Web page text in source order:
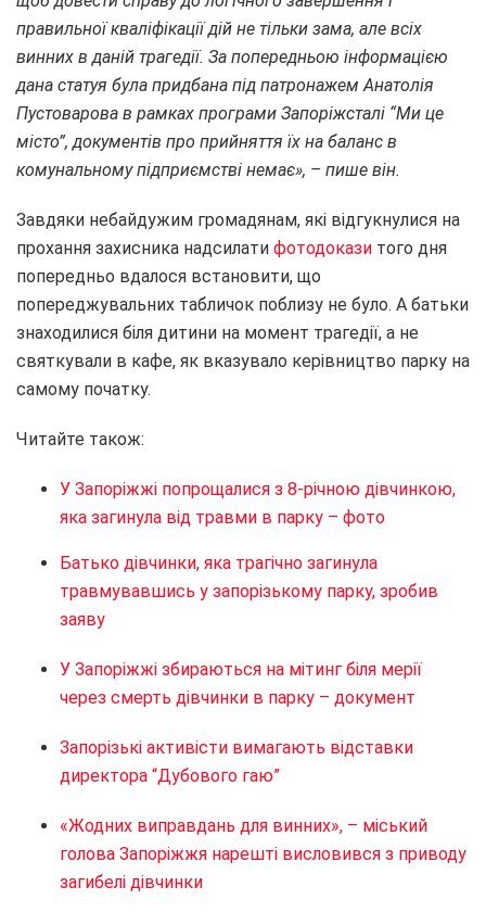
правильної кваліфікації дій не тільки зама, але всіх
винних в даній трагедії. За попередньою інформацією
дана статуя була придбана під патронажем Анатолія
Пустоварова в рамках програми Запоріжсталі “Ми це
місто”, документів про прийняття їх на баланс в
комунальному підприємстві немає», – пише він.
Завдяки небайдужим громадянам, які відгукнулися на
прохання захисника надсилати фотодокази того дня
попередньо вдалося встановити, що
попереджувальних табличок поблизу не було. А батьки
знаходилися біля дитини на момент трагедії, а не
святкували в кафе, як вказувало керівництво парку на
самому початку.
Читайте також:
У Запоріжжі попрощалися з 8-річною дівчинкою,
яка загинула від травми в парку – фото
Батько дівчинки, яка трагічно загинула
травмувавшись у запорізькому парку, зробив
заяву
У Запоріжжі збираються на мітинг біля мерії
через смерть дівчинки в парку – документ
Запорізькі активісти вимагають відставки
директора “Дубового гаю”
«Жодних виправдань для винних», – міський
голова Запоріжжя нарешті висловився з приводу
загибелі дівчинки